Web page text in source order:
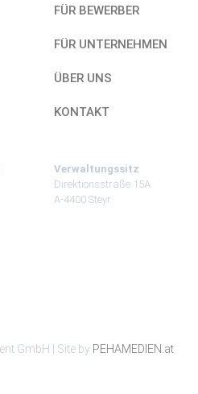
FÜR BEWERBER
FÜR UNTERNEHMEN
ÜBER UNS
KONTAKT
Verwaltungssitz
Direktionsstraße 15A
A-4400 Steyr
GmbH | Site by PEHAMEDIEN.at